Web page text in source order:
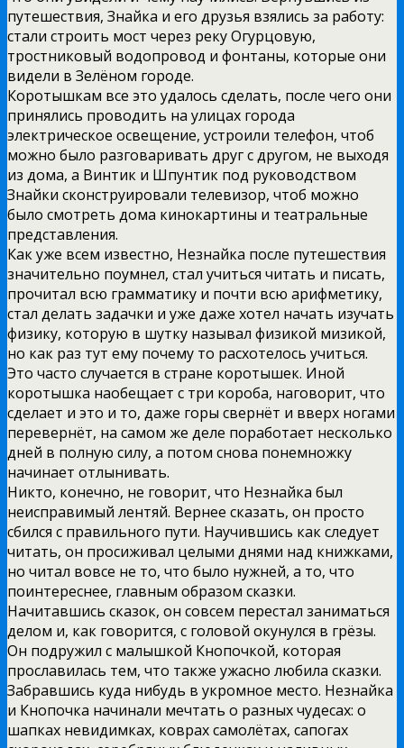
путешествия, Знайка и его друзья взялись за работу:
стали строить мост через реку Огурцовую,
тростниковый водопровод и фонтаны, которые они
видели в Зелёном городе.
Коротышкам все это удалось сделать, после чего они
принялись проводить на улицах города
электрическое освещение, устроили телефон, чтоб
можно было разговаривать друг с другом, не выходя
из дома, а Винтик и Шпунтик под руководством
Знайки сконструировали телевизор, чтоб можно
было смотреть дома кинокартины и театральные
представления.
Как уже всем известно, Незнайка после путешествия
значительно поумнел, стал учиться читать и писать,
прочитал всю грамматику и почти всю арифметику,
стал делать задачки и уже даже хотел начать изучать
физику, которую в шутку называл физикой мизикой,
но как раз тут ему почему то расхотелось учиться.
Это часто случается в стране коротышек. Иной
коротышка наобещает с три короба, наговорит, что
сделает и это и то, даже горы свернёт и вверх ногами
перевернёт, на самом же деле поработает несколько
дней в полную силу, а потом снова понемножку
начинает отлынивать.
Никто, конечно, не говорит, что Незнайка был
неисправимый лентяй. Вернее сказать, он просто
сбился с правильного пути. Научившись как следует
читать, он просиживал целыми днями над книжками,
но читал вовсе не то, что было нужней, а то, что
поинтереснее, главным образом сказки.
Начитавшись сказок, он совсем перестал заниматься
делом и, как говорится, с головой окунулся в грёзы.
Он подружил с малышкой Кнопочкой, которая
прославилась тем, что также ужасно любила сказки.
Забравшись куда нибудь в укромное место. Незнайка
и Кнопочка начинали мечтать о разных чудесах: о
шапках невидимках, коврах самолётах, сапогах